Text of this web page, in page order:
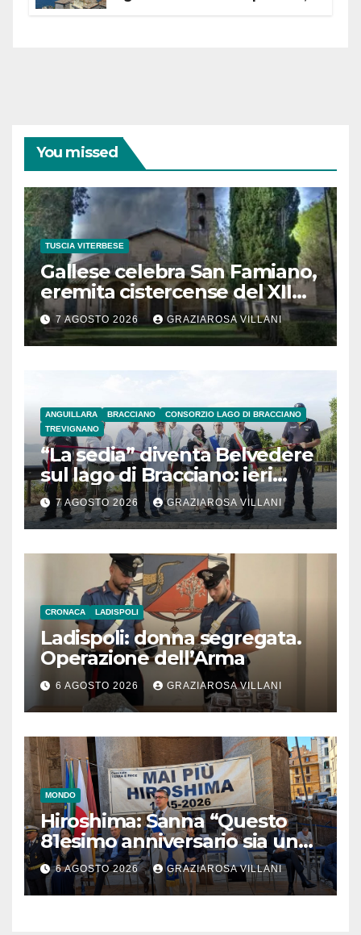
You missed
TUSCIA VITERBESE
Gallese celebra San Famiano,
eremita cistercense del XII
secolo
7 AGOSTO 2026 GRAZIAROSA VILLANI
ANGUILLARA BRACCIANO
CONSORZIO LAGO DI BRACCIANO
TREVIGNANO
“La sedia” diventa Belvedere
sul lago di Bracciano: ieri
l’inaugurazione
7 AGOSTO 2026 GRAZIAROSA VILLANI
CRONACA LADISPOLI
Ladispoli: donna segregata.
Operazione dell’Arma
6 AGOSTO 2026 GRAZIAROSA VILLANI
MONDO
Hiroshima: Sanna “Questo
81esimo anniversario sia un
monito per tutti”
6 AGOSTO 2026 GRAZIAROSA VILLANI